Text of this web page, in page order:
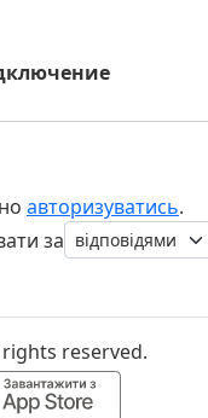
авторизуватись.
за
rights reserved.